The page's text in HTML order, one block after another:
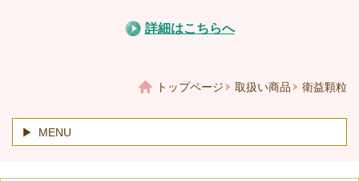
詳細はこちらへ
トップページ 取扱い商品 衛益顆粒
MENU